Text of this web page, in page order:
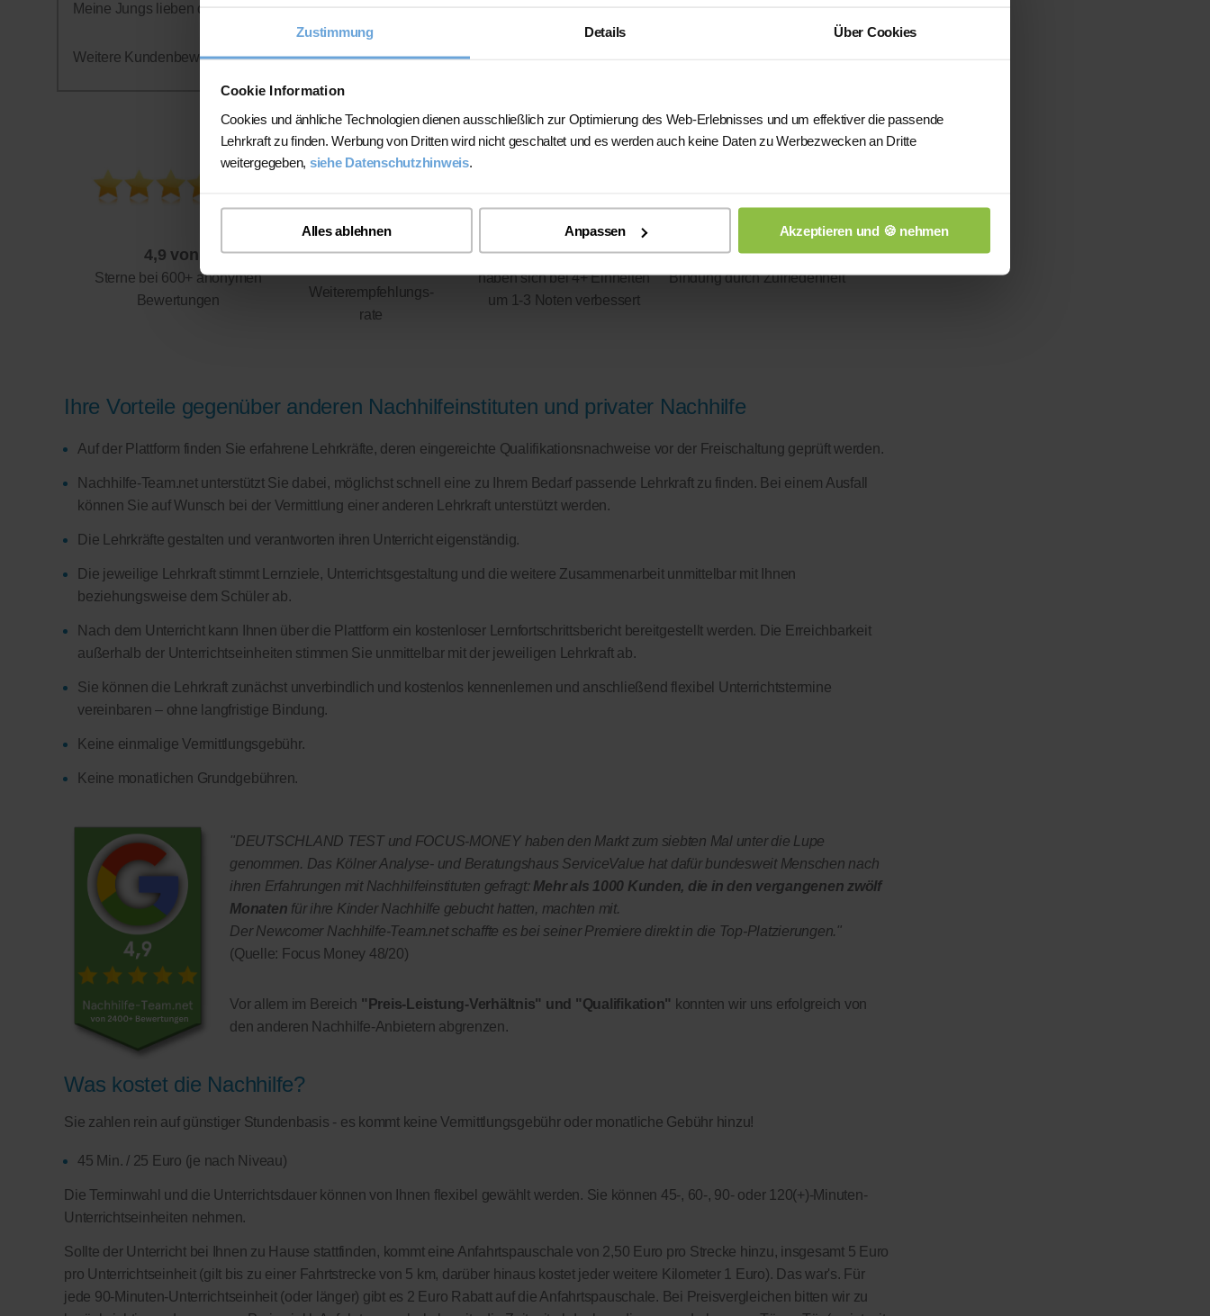
Zustimmung Details Über Cookies
Cookie Information
Cookies und änhliche Technologien dienen ausschließlich zur Optimierung des Web-Erlebnisses und um effektiver die passende
Lehrkraft zu finden. Werbung von Dritten wird nicht geschaltet und es werden auch keine Daten zu Werbezwecken an Dritte
weitergegeben, siehe Datenschutzhinweis.
Alles ablehnen Anpassen Akzeptieren und 🍪 nehmen
Meine Jungs lieben die Nachhilfestunden - wer hätte das gedacht!?
Weitere Kundenbewertungen finden Sie auf der offiziellen Bewertungsplattform
4,9 von 5
Sterne bei 600+ anonymen
Bewertungen
Weiterempfehlungs-
rate
93%
haben sich bei 4+ Einheiten
um 1-3 Noten verbessert
100%
Bindung durch Zufriedenheit
Ihre Vorteile gegenüber anderen Nachhilfeinstituten und privater Nachhilfe
Auf der Plattform finden Sie erfahrene Lehrkräfte, deren eingereichte Qualifikationsnachweise vor der Freischaltung geprüft werden.
Nachhilfe-Team.net unterstützt Sie dabei, möglichst schnell eine zu Ihrem Bedarf passende Lehrkraft zu finden. Bei einem Ausfall
können Sie auf Wunsch bei der Vermittlung einer anderen Lehrkraft unterstützt werden.
Die Lehrkräfte gestalten und verantworten ihren Unterricht eigenständig.
Die jeweilige Lehrkraft stimmt Lernziele, Unterrichtsgestaltung und die weitere Zusammenarbeit unmittelbar mit Ihnen
beziehungsweise dem Schüler ab.
Nach dem Unterricht kann Ihnen über die Plattform ein kostenloser Lernfortschrittsbericht bereitgestellt werden. Die Erreichbarkeit
außerhalb der Unterrichtseinheiten stimmen Sie unmittelbar mit der jeweiligen Lehrkraft ab.
Sie können die Lehrkraft zunächst unverbindlich und kostenlos kennenlernen und anschließend flexibel Unterrichtstermine
vereinbaren – ohne langfristige Bindung.
Keine einmalige Vermittlungsgebühr.
Keine monatlichen Grundgebühren.
"DEUTSCHLAND TEST und FOCUS-MONEY haben den Markt zum siebten Mal unter die Lupe
genommen. Das Kölner Analyse- und Beratungshaus ServiceValue hat dafür bundesweit Menschen nach
ihren Erfahrungen mit Nachhilfeinstituten gefragt: Mehr als 1000 Kunden, die in den vergangenen zwölf
Monaten für ihre Kinder Nachhilfe gebucht hatten, machten mit.
Der Newcomer Nachhilfe-Team.net schaffte es bei seiner Premiere direkt in die Top-Platzierungen."
(Quelle: Focus Money 48/20)
Vor allem im Bereich "Preis-Leistung-Verhältnis" und "Qualifikation" konnten wir uns erfolgreich von
den anderen Nachhilfe-Anbietern abgrenzen.
Was kostet die Nachhilfe?
Sie zahlen rein auf günstiger Stundenbasis - es kommt keine Vermittlungsgebühr oder monatliche Gebühr hinzu!
45 Min. / 25 Euro (je nach Niveau)
Die Terminwahl und die Unterrichtsdauer können von Ihnen flexibel gewählt werden. Sie können 45-, 60-, 90- oder 120(+)-Minuten-
Unterrichtseinheiten nehmen.
Sollte der Unterricht bei Ihnen zu Hause stattfinden, kommt eine Anfahrtspauschale von 2,50 Euro pro Strecke hinzu, insgesamt 5 Euro
pro Unterrichtseinheit (gilt bis zu einer Fahrtstrecke von 5 km, darüber hinaus kostet jeder weitere Kilometer 1 Euro). Das war's. Für
jede 90-Minuten-Unterrichtseinheit (oder länger) gibt es 2 Euro Rabatt auf die Anfahrtspauschale. Bei Preisvergleichen bitten wir zu